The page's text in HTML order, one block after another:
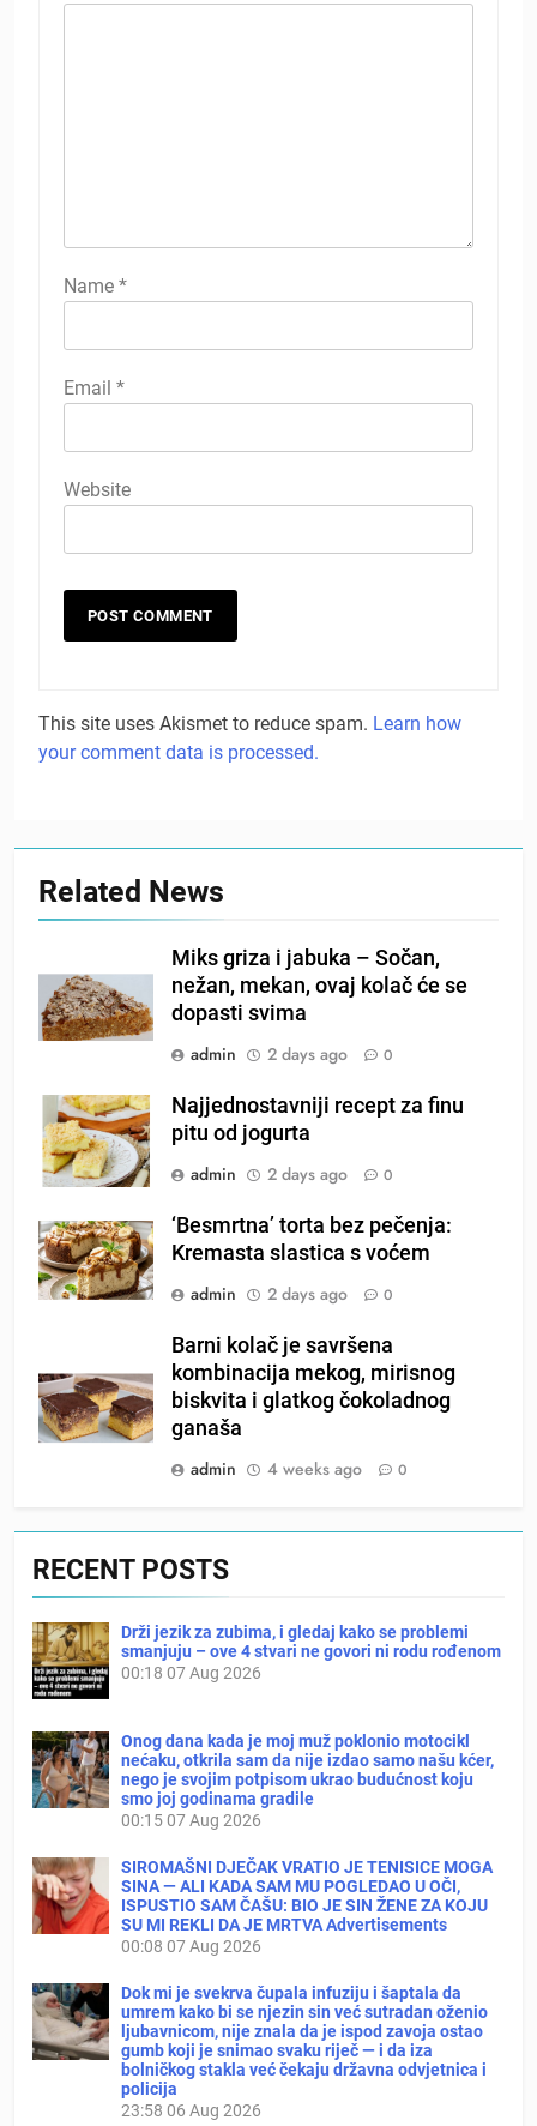
Name *
Email *
Website
This site uses Akismet to reduce spam. Learn how
your comment data is processed.
Related News
Miks griza i jabuka – Sočan,
nežan, mekan, ovaj kolač će se
dopasti svima
admin
2 days ago 0
Najjednostavniji recept za finu
pitu od jogurta
admin
2 days ago 0
‘Besmrtna’ torta bez pečenja:
Kremasta slastica s voćem
admin
2 days ago 0
Barni kolač je savršena
kombinacija mekog, mirisnog
biskvita i glatkog čokoladnog
ganaša
admin
4 weeks ago 0
RECENT POSTS
Drži jezik za zubima, i gledaj kako se problemi
smanjuju – ove 4 stvari ne govori ni rodu rođenom
00:18 07 Aug 2026
Onog dana kada je moj muž poklonio motocikl
nećaku, otkrila sam da nije izdao samo našu kćer,
nego je svojim potpisom ukrao budućnost koju
smo joj godinama gradile
00:1507 Aug 2026
SIROMAŠNI DJEČAK VRATIO JE TENISICE MOGA
SINA — ALI KADA SAM MU POGLEDAO U OČI,
ISPUSTIO SAM ČAŠU: BIO JE SIN ŽENE ZA KOJU
SU MI REKLI DA JE MRTVA Advertisements
00:08 07 Aug 2026
Dok mi je svekrva čupala infuziju i šaptala da
umrem kako bi se njezin sin već sutradan oženio
ljubavnicom, nije znala da je ispod zavoja ostao
gumb koji je snimao svaku riječ — i da iza
bolničkog stakla već čekaju državna odvjetnica i
policija
23:58 06 Aug 2026